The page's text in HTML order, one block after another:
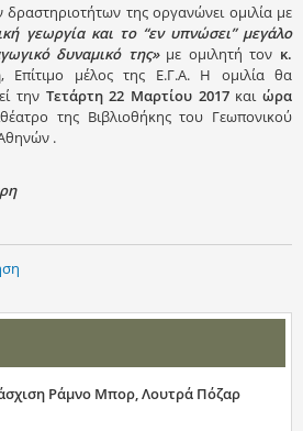
δραστηριοτήτων της οργανώνει ομιλία με
γεωργία και το “εν υπνώσει” μεγάλο
δυναμικό της»με ομιλητή τον κ.
, Επίτιμο μέλος της Ε.Γ.Α. Η ομιλία θα
την Τετάρτη 22 Μαρτίου 2017και ώρα
της Βιβλιοθήκης του Γεωπονικού
.
Ράμνο Μπορ, Λουτρά Πόζαρ